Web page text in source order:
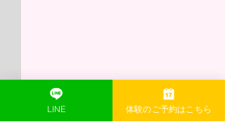
LINE 体験のご予約はこちら